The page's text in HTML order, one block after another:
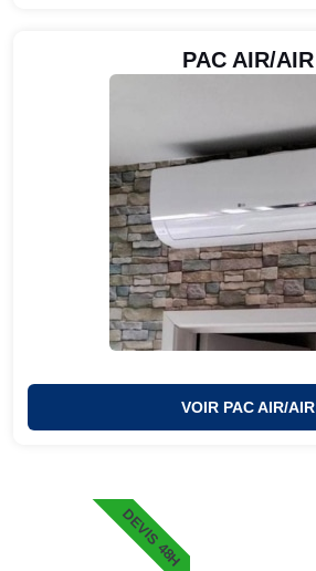
PAC AIR/AIR
VOIR PAC AIR/AIR
DEVIS 48H